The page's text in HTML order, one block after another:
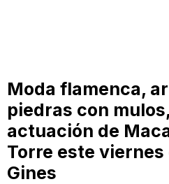
Moda flamenca,
piedras con
actuación de
Torre este viernes
Gines